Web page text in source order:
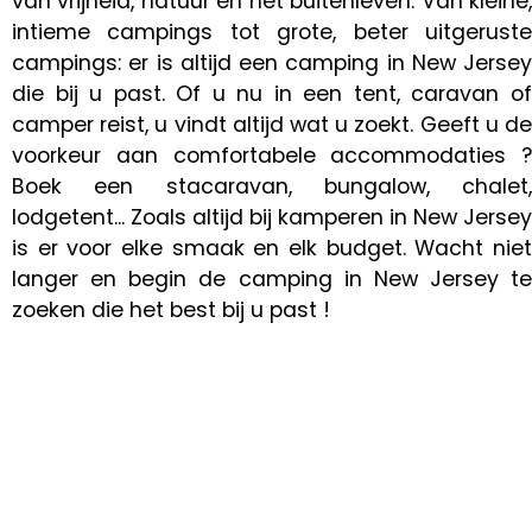
intieme campings tot grote, beter uitgeruste
campings: er is altijd een camping in New Jersey
die bij u past. Of u nu in een tent, caravan of
camper reist, u vindt altijd wat u zoekt. Geeft u de
voorkeur aan comfortabele accommodaties ?
Boek een stacaravan, bungalow, chalet,
lodgetent... Zoals altijd bij kamperen in New Jersey
is er voor elke smaak en elk budget. Wacht niet
langer en begin de camping in New Jersey te
zoeken die het best bij u past !